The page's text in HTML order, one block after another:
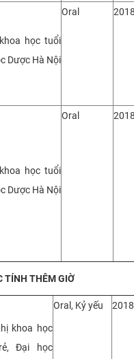
học tuổi
Dược Hà Nội
Oral
học tuổi
Dược Hà Nội
Oral
TÍNH THÊM GIỜ
khoa học
Đại học
Oral, Kỷ yếu 2018